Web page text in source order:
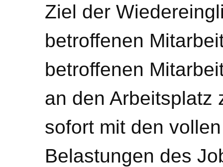
Ziel der
betroffenen
betroffenen
an den Arbeitsplatz
sofort mit den
Belastungen des